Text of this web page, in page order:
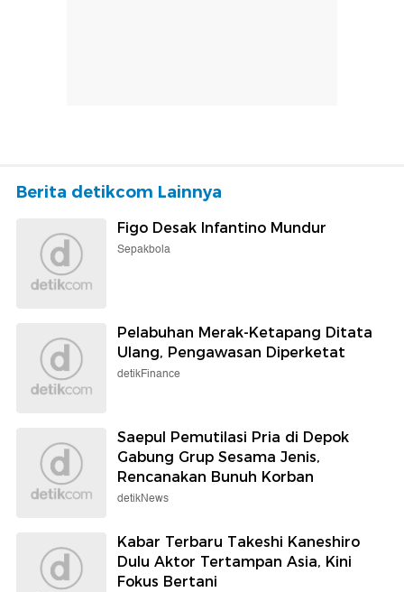
Berita detikcom Lainnya
Figo Desak Infantino Mundur
Sepakbola
Pelabuhan Merak-Ketapang Ditata
Ulang, Pengawasan Diperketat
detikFinance
Saepul Pemutilasi Pria di Depok
Gabung Grup Sesama Jenis,
Rencanakan Bunuh Korban
detikNews
Kabar Terbaru Takeshi Kaneshiro
Dulu Aktor Tertampan Asia, Kini
Fokus Bertani